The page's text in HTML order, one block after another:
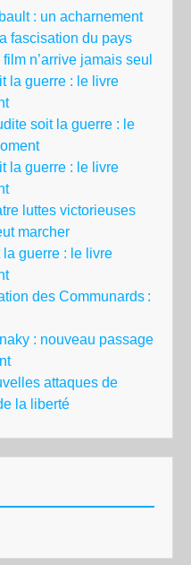
: un acharnement
fascisation du pays
film n’arrive jamais seul
la guerre : le livre
soit la guerre : le
la guerre : le livre
luttes victorieuses
marcher
la guerre : le livre
des Communards :
: nouveau passage
attaques de
la liberté